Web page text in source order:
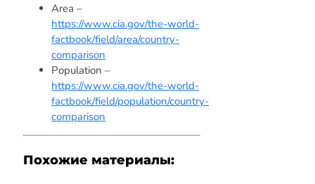
Area –
https://www.cia.gov/the-world-
factbook/field/area/country-
comparison
Population –
https://www.cia.gov/the-world-
factbook/field/population/country-
comparison
Похожие материалы: